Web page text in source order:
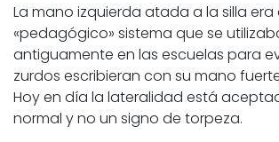
La mano izquierda atada a la silla era
«pedagógico» sistema que se
antiguamente en las escuelas para
zurdos escribieran con su mano
Hoy en día la lateralidad está
normal y no un signo de torpeza.